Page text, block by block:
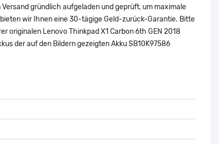
gründlich aufgeladen und geprüft, um maximale
wir Ihnen eine 30-tägige Geld-zurück-Garantie. Bitte
originalen Lenovo Thinkpad X1 Carbon 6th GEN 2018
der auf den Bildern gezeigten Akku SB10K97586